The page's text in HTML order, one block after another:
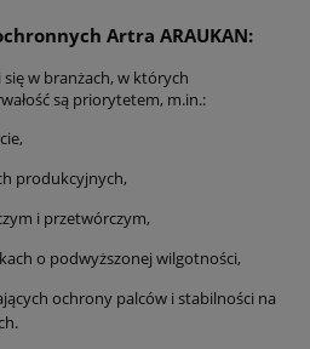
Artra ARAUKAN:
w branżach, w których
są priorytetem, m.in.:
produkcyjnych,
i przetwórczym,
o podwyższonej wilgotności,
ochrony palców i stabilności na